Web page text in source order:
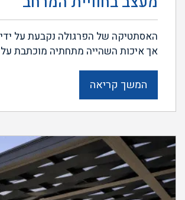
האסתטיקה של הפרגולה נקבעת על ידי
אך איכות השהייה מתחתיה מוכתבת על
המשך קריאה